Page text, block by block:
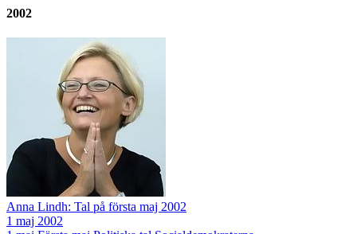
2002
Anna Lindh: Tal på första maj 2002
1 maj 2002